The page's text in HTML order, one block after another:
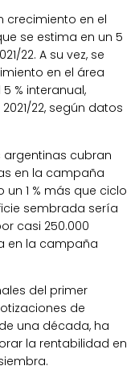
crecimiento en el
se estima en un 5
22. A su vez, se
en el área
% interanual,
22, según datos
argentinas cubran
en la campaña
un 1 % más que ciclo
sembrada sería
casi 250.000
en la campaña
del primer
de
una década, ha
la rentabilidad en